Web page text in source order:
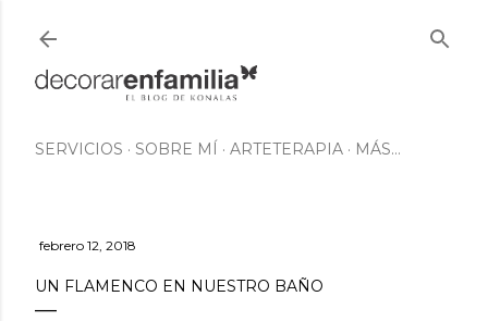
SERVICIOS SOBRE MÍ ARTETERAPIA MÁS…
febrero 12, 2018
UN FLAMENCO EN NUESTRO BAÑO